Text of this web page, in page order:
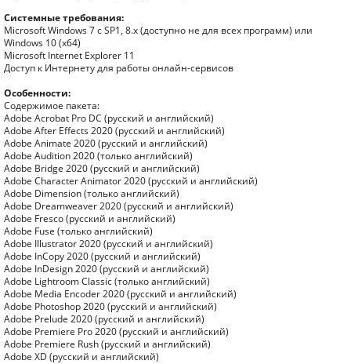
Системные требования:
Microsoft Windows 7 с SP1, 8.x (доступно не для всех программ) или
Windows 10 (x64)
Microsoft Internet Explorer 11
Доступ к Интернету для работы онлайн-сервисов
Особенности:
Содержимое пакета:
Adobe Acrobat Pro DC (русский и английский)
Adobe After Effects 2020 (русский и английский)
Adobe Animate 2020 (русский и английский)
Adobe Audition 2020 (только английский)
Adobe Bridge 2020 (русский и английский)
Adobe Character Animator 2020 (русский и английский)
Adobe Dimension (только английский)
Adobe Dreamweaver 2020 (русский и английский)
Adobe Fresco (русский и английский)
Adobe Fuse (только английский)
Adobe Illustrator 2020 (русский и английский)
Adobe InCopy 2020 (русский и английский)
Adobe InDesign 2020 (русский и английский)
Adobe Lightroom Classic (только английский)
Adobe Media Encoder 2020 (русский и английский)
Adobe Photoshop 2020 (русский и английский)
Adobe Prelude 2020 (русский и английский)
Adobe Premiere Pro 2020 (русский и английский)
Adobe Premiere Rush (русский и английский)
Adobe XD (русский и английский)